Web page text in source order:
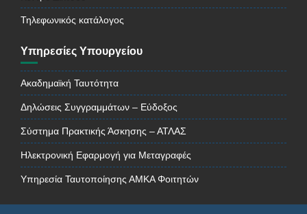
Τηλεφωνικός κατάλογος
Υπηρεσίες Υπουργείου
Ακαδημαϊκή Ταυτότητα
Δηλώσεις Συγγραμμάτων – Εύδοξος
Σύστημα Πρακτικής Άσκησης – ΑΤΛΑΣ
Ηλεκτρονική Εφαρμογή για Μεταγραφές
Υπηρεσία Ταυτοποίησης ΑΜΚΑ Φοιτητών